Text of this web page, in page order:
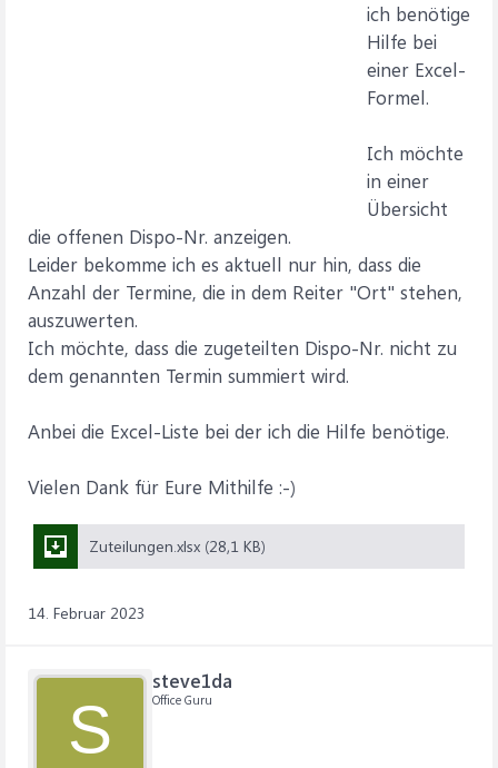
ich benötige
Hilfe bei
einer Excel-
Formel.
Ich möchte
in einer
Übersicht
die offenen Dispo-Nr. anzeigen.
Leider bekomme ich es aktuell nur hin, dass die
Anzahl der Termine, die in dem Reiter "Ort" stehen,
auszuwerten.
Ich möchte, dass die zugeteilten Dispo-Nr. nicht zu
dem genannten Termin summiert wird.
Anbei die Excel-Liste bei der ich die Hilfe benötige.
Vielen Dank für Eure Mithilfe :-)
Zuteilungen.xlsx (28,1 KB)
14. Februar 2023
S
steve1da
Office Guru